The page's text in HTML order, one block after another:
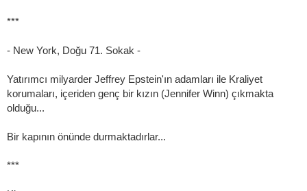
***
- New York, Doğu 71. Sokak -
Yatırımcı milyarder Jeffrey Epstein'ın adamları ile Kraliyet
korumaları, içeriden genç bir kızın (Jennifer Winn) çıkmakta
olduğu...
Bir kapının önünde durmaktadırlar...
***